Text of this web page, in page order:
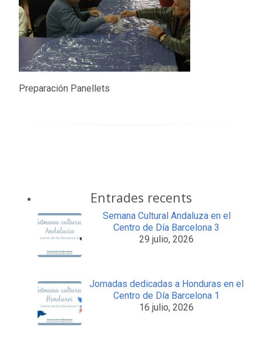
Preparación Panellets
Entrades recents
Semana Cultural Andaluza en el
Centro de Día Barcelona 3
29 julio, 2026
Jornadas dedicadas a Honduras en el
Centro de Día Barcelona 1
16 julio, 2026